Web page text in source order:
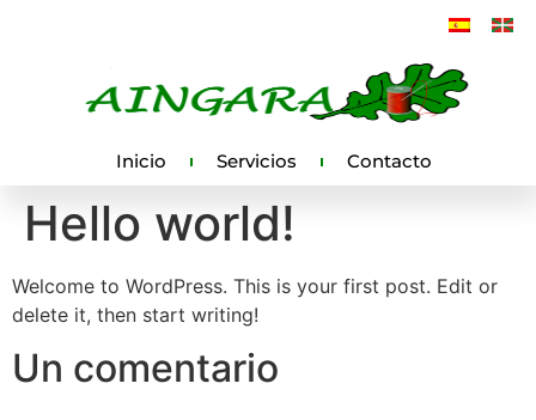
Inicio Servicios Contacto
Hello world!
Welcome to WordPress. This is your first post. Edit or
delete it, then start writing!
Un comentario